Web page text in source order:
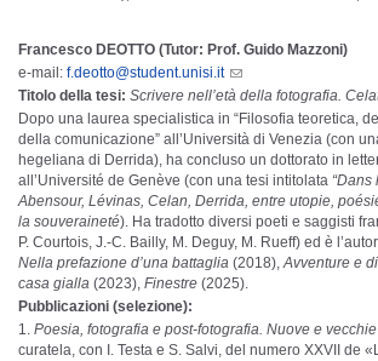
Francesco DEOTTO (Tutor: Prof. Guido Mazzoni)
e-mail: f.deotto@student.unisi.it
Titolo della tesi: Scrivere nell’età della fotografia.
Dopo una laurea specialistica in “Filosofia teoretica,
della comunicazione” all’Università di Venezia (con
hegeliana di Derrida), ha concluso un dottorato in
all’Université de Genève (con una tesi intitolata “Dans
Abensour, Lévinas, Celan, Derrida, entre utopie,
la souveraineté). Ha tradotto diversi poeti e saggisti
P. Courtois, J.-C. Bailly, M. Deguy, M. Rueff) ed è
Nella prefazione d’una battaglia (2018),Avventure e
casa gialla (2023), Finestre (2025).
Pubblicazioni (selezione):
Poesia, fotografia e post-fotografia. Nuove e
curatela, con I. Testa e S. Salvi, del numero XXVII de